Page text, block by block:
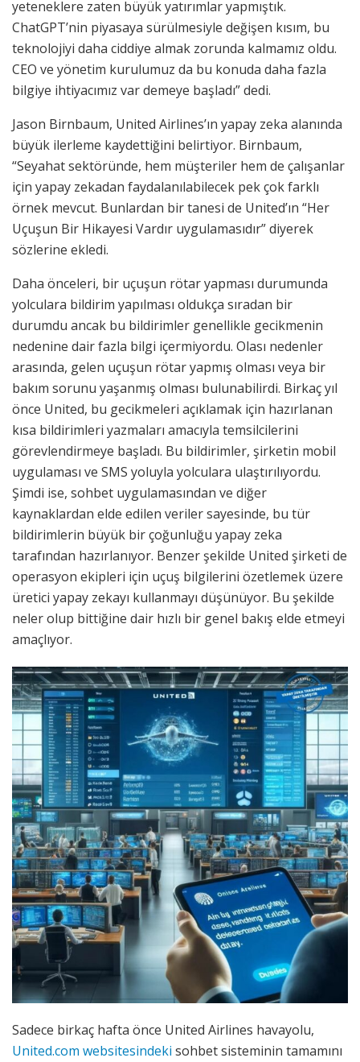
yeteneklere zaten büyük yatırımlar yapmıştık.
ChatGPT’nin piyasaya sürülmesiyle değişen kısım, bu
teknolojiyi daha ciddiye almak zorunda kalmamız oldu.
CEO ve yönetim kurulumuz da bu konuda daha fazla
bilgiye ihtiyacımız var demeye başladı” dedi.
Jason Birnbaum, United Airlines’ın yapay zeka alanında
büyük ilerleme kaydettiğini belirtiyor. Birnbaum,
“Seyahat sektöründe, hem müşteriler hem de çalışanlar
için yapay zekadan faydalanılabilecek pek çok farklı
örnek mevcut. Bunlardan bir tanesi de United’ın “Her
Uçuşun Bir Hikayesi Vardır uygulamasıdır” diyerek
sözlerine ekledi.
Daha önceleri, bir uçuşun rötar yapması durumunda
yolculara bildirim yapılması oldukça sıradan bir
durumdu ancak bu bildirimler genellikle gecikmenin
nedenine dair fazla bilgi içermiyordu. Olası nedenler
arasında, gelen uçuşun rötar yapmış olması veya bir
bakım sorunu yaşanmış olması bulunabilirdi. Birkaç yıl
önce United, bu gecikmeleri açıklamak için hazırlanan
kısa bildirimleri yazmaları amacıyla temsilcilerini
görevlendirmeye başladı. Bu bildirimler, şirketin mobil
uygulaması ve SMS yoluyla yolculara ulaştırılıyordu.
Şimdi ise, sohbet uygulamasından ve diğer
kaynaklardan elde edilen veriler sayesinde, bu tür
bildirimlerin büyük bir çoğunluğu yapay zeka
tarafından hazırlanıyor. Benzer şekilde United şirketi de
operasyon ekipleri için uçuş bilgilerini özetlemek üzere
üretici yapay zekayı kullanmayı düşünüyor. Bu şekilde
neler olup bittiğine dair hızlı bir genel bakış elde etmeyi
amaçlıyor.
Sadece birkaç hafta önce United Airlines havayolu,
United.com websitesindeki sohbet sisteminin tamamını